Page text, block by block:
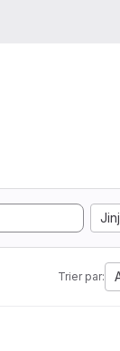
Trier par: